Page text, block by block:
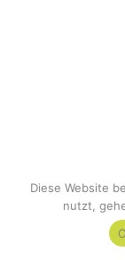
Diese Website
nutzt,